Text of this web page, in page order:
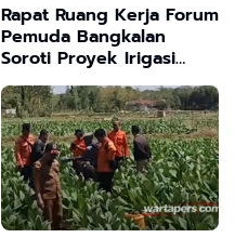
Rapat Ruang Kerja Forum
Pemuda Bangkalan
Soroti Proyek Irigasi
Tanpa Papan Nama